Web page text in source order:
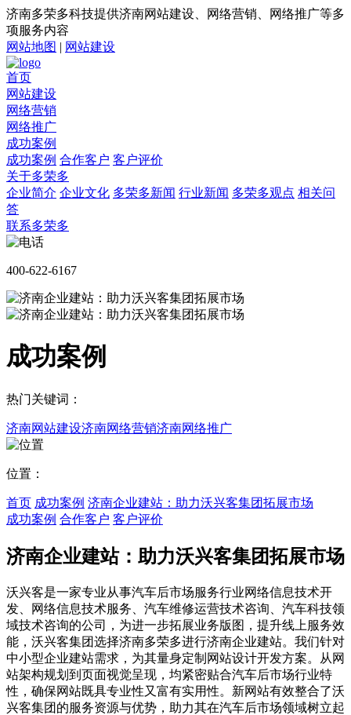
济南多荣多科技提供济南网站建设、网络营销、网络推广等多
项服务内容
网站地图 | 网站建设
首页
网站建设
网络营销
网络推广
成功案例
成功案例 合作客户 客户评价
关于多荣多
企业简介 企业文化 多荣多新闻 行业新闻 多荣多观点 相关问
答
联系多荣多
400-622-6167
成功案例
热门关键词：
济南网站建设济南网络营销济南网络推广
位置：
首页 成功案例 济南企业建站：助力沃兴客集团拓展市场
成功案例 合作客户 客户评价
济南企业建站：助力沃兴客集团拓展市场
沃兴客是一家专业从事汽车后市场服务行业网络信息技术开
发、网络信息技术服务、汽车维修运营技术咨询、汽车科技领
域技术咨询的公司，为进一步拓展业务版图，提升线上服务效
能，沃兴客集团选择济南多荣多进行济南企业建站。我们针对
中小型企业建站需求，为其量身定制网站设计开发方案。从网
站架构规划到页面视觉呈现，均紧密贴合汽车后市场行业特
性，确保网站既具专业性又富有实用性。新网站有效整合了沃
兴客集团的服务资源与优势，助力其在汽车后市场领域树立起